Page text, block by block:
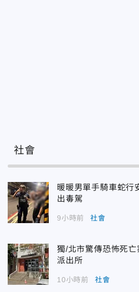
社會
暖暖男單手騎車蛇
出毒駕
9小時前 社會
獨/北市驚傳恐怖死
派出所
10小時前 社會